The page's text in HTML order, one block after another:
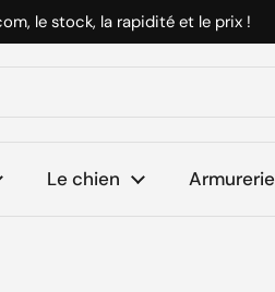
le stock, la rapidité et le prix !
Le chien Armurerie